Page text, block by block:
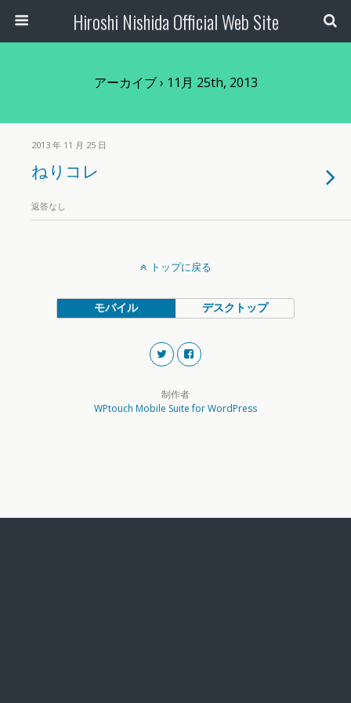
Hiroshi Nishida Official Web Site
アーカイブ › 11月 25th, 2013
2013 年 11 月 25 日
ねりコレ
返答なし
トップに戻る
モバイル デスクトップ
制作者
WPtouch Mobile Suite for WordPress